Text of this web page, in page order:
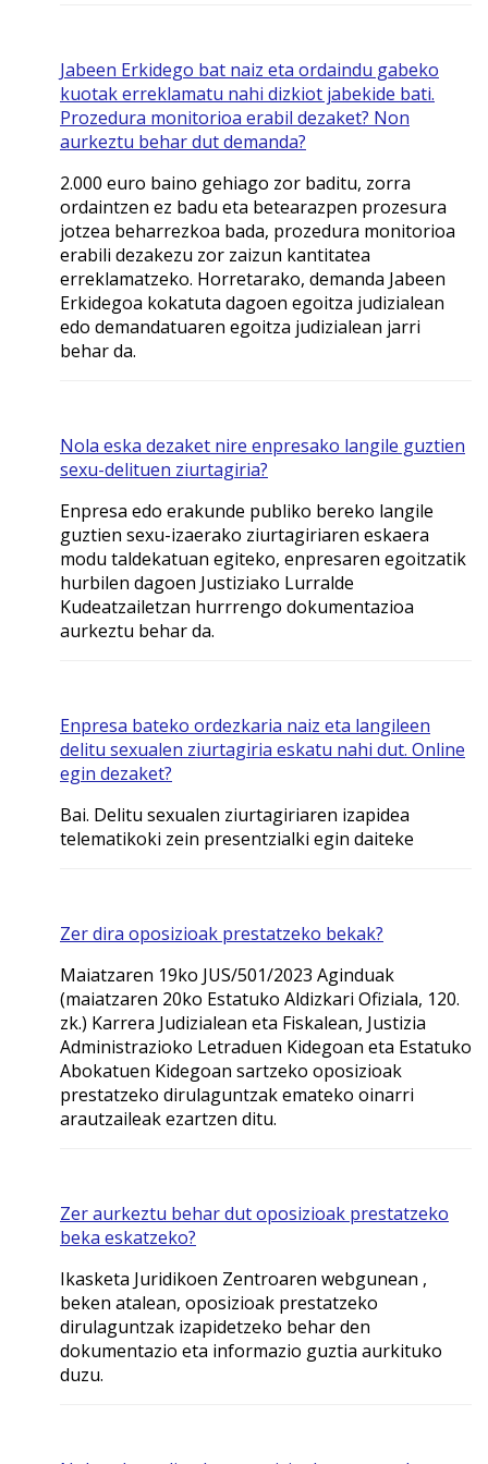
Jabeen Erkidego bat naiz eta ordaindu gabeko
kuotak erreklamatu nahi dizkiot jabekide bati.
Prozedura monitorioa erabil dezaket? Non
aurkeztu behar dut demanda?
2.000 euro baino gehiago zor baditu, zorra
ordaintzen ez badu eta betearazpen prozesura
jotzea beharrezkoa bada, prozedura monitorioa
erabili dezakezu zor zaizun kantitatea
erreklamatzeko. Horretarako, demanda Jabeen
Erkidegoa kokatuta dagoen egoitza judizialean
edo demandatuaren egoitza judizialean jarri
behar da.
Nola eska dezaket nire enpresako langile guztien
sexu-delituen ziurtagiria?
Enpresa edo erakunde publiko bereko langile
guztien sexu-izaerako ziurtagiriaren eskaera
modu taldekatuan egiteko, enpresaren egoitzatik
hurbilen dagoen Justiziako Lurralde
Kudeatzailetzan hurrrengo dokumentazioa
aurkeztu behar da.
Enpresa bateko ordezkaria naiz eta langileen
delitu sexualen ziurtagiria eskatu nahi dut. Online
egin dezaket?
Bai. Delitu sexualen ziurtagiriaren izapidea
telematikoki zein presentzialki egin daiteke
Zer dira oposizioak prestatzeko bekak?
Maiatzaren 19ko JUS/501/2023 Aginduak
(maiatzaren 20ko Estatuko Aldizkari Ofiziala, 120.
zk.) Karrera Judizialean eta Fiskalean, Justizia
Administrazioko Letraduen Kidegoan eta Estatuko
Abokatuen Kidegoan sartzeko oposizioak
prestatzeko dirulaguntzak emateko oinarri
arautzaileak ezartzen ditu.
Zer aurkeztu behar dut oposizioak prestatzeko
beka eskatzeko?
Ikasketa Juridikoen Zentroaren webgunean ,
beken atalean, oposizioak prestatzeko
dirulaguntzak izapidetzeko behar den
dokumentazio eta informazio guztia aurkituko
duzu.